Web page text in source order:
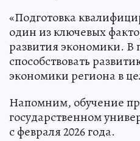
«Подготовка
один из ключевых
развития экономики. В
способствовать
экономики региона в
Напомним, обучение
государственном
с февраля 2026 года.